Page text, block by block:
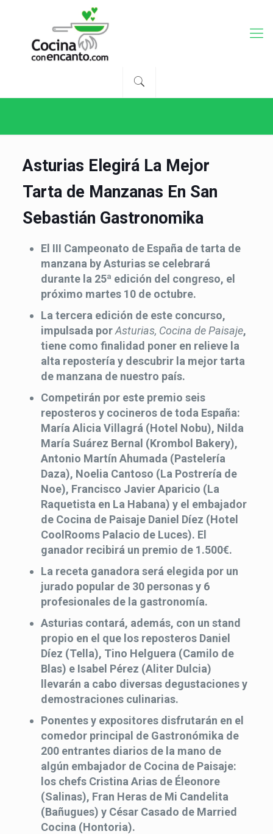
Asturias Elegirá La Mejor
Tarta de Manzanas En San
Sebastián Gastronomika
El III Campeonato de España de tarta de
manzana by Asturiasse celebrará
durante la 25ª edición del congreso, el
próximo martes 10 de octubre.
La tercera edición de este concurso,
impulsada porAsturias, Cocina de Paisaje,
tiene como finalidad poner en relieve la
alta repostería y descubrir la mejor tarta
de manzana de nuestro país.
Competirán por este premio seis
reposteros y cocineros de toda España:
María Alicia Villagrá (Hotel Nobu), Nilda
María Suárez Bernal (Krombol Bakery),
Antonio Martín Ahumada (Pastelería
Daza), Noelia Cantoso (La Postrería de
Noe), Francisco Javier Aparicio (La
Raquetista en La Habana) y el embajador
de Cocina de Paisaje Daniel Díez (Hotel
CoolRooms Palacio de Luces). El
ganador recibirá un premio de 1.500€.
La receta ganadora será elegida por un
jurado popular de 30 personas y 6
profesionales de la gastronomía.
Asturias contará, además, con un stand
propio en el que los reposteros Daniel
Díez (Tella), Tino Helguera (Camilo de
Blas) e Isabel Pérez (Aliter Dulcia)
llevarán a cabo diversas degustaciones y
demostraciones culinarias.
Ponentes y expositores disfrutarán en el
comedor principal de Gastronómika de
200 entrantes diarios de la mano de
algún embajador de Cocina de Paisaje:
los chefs Cristina Arias de Éleonore
(Salinas), Fran Heras de Mi Candelita
(Bañugues) y César Casado de Married
Cocina (Hontoria).